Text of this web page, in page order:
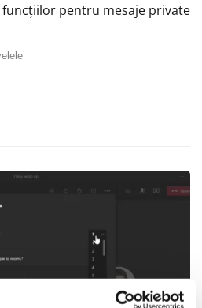
funcțiilor pentru mesaje private